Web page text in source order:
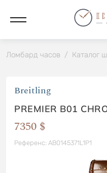
Ломбард часов / Каталог
Breitling
PREMIER B01
7350 $
Референс: AB0145371L1P1